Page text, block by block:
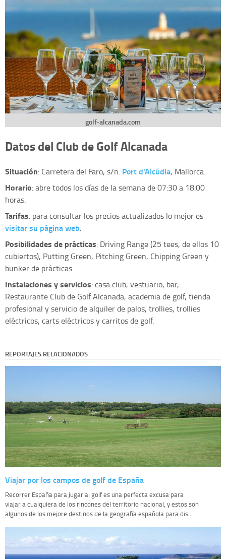
golf-alcanada.com
Datos del Club de Golf Alcanada
Situación: Carretera del Faro, s/n. Port d'Alcúdia, Mallorca.
Horario: abre todos los días de la semana de 07:30 a 18:00
horas.
Tarifas: para consultar los precios actualizados lo mejor es
visitar su página web.
Posibilidades de prácticas: Driving Range (25 tees, de ellos 10
cubiertos), Putting Green, Pitching Green, Chipping Green y
bunker de prácticas.
Instalaciones y servicios: casa club, vestuario, bar,
Restaurante Club de Golf Alcanada, academia de golf, tienda
profesional y servicio de alquiler de palos, trollies, trollies
eléctricos, carts eléctricos y carritos de golf.
REPORTAJES RELACIONADOS
Viajar por los campos de golf de España
Recorrer España para jugar al golf es una perfecta excusa para
viajar a cualquiera de los rincones del territorio nacional, y estos son
algunos de los mejore destinos de la geografía española para dis...